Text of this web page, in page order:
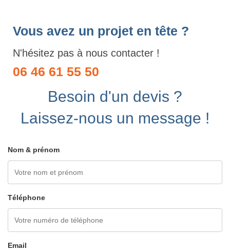
Vous avez un projet en tête ?
N'hésitez pas à nous contacter !
06 46 61 55 50
Besoin d'un devis ?
Laissez-nous un message !
Nom & prénom
Téléphone
Email